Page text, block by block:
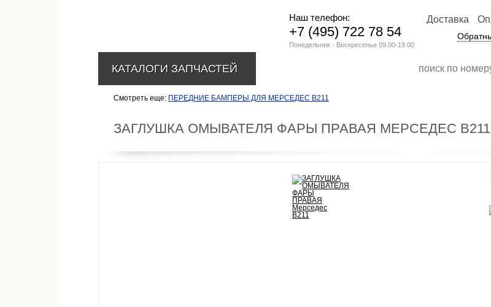
Смотреть еще: ПЕРЕДНИЕ БАМПЕРЫ ДЛЯ МЕРСЕДЕС В211
ЗАГЛУШКА ОМЫВАТЕЛЯ ФАРЫ ПРАВАЯ МЕРСЕДЕС В211
Наш телефон:
+7 (495) 722 78 54
Понедельник - Воскресенье 09.00-19.00
Доставка
КАТАЛОГИ ЗАПЧАСТЕЙ